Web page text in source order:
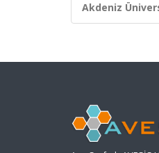
Akdeniz